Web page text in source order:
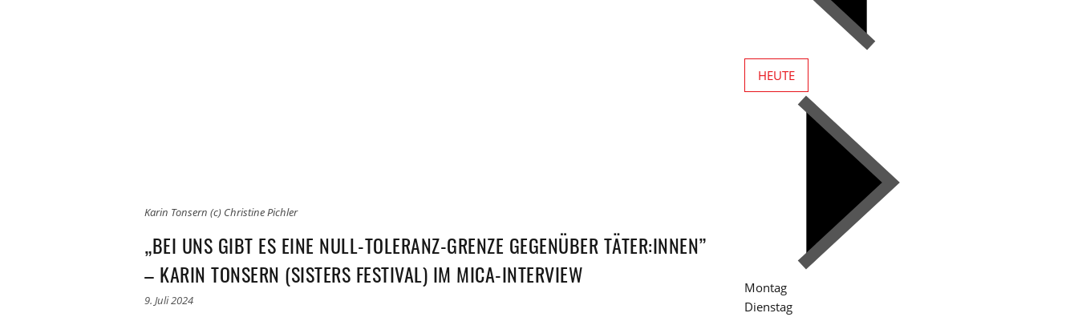
Karin Tonsern (c) Christine Pichler
„BEI UNS GIBT ES EINE NULL-TOLERANZ-GRENZE GEGENÜBER TÄTER:INNEN”
– KARIN TONSERN (SISTERS FESTIVAL) IM MICA-INTERVIEW
9. Juli 2024
HEUTE
Montag
Dienstag